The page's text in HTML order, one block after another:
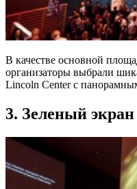
В качестве основной
организаторы выбрали
Lincoln Center с
3. Зеленый